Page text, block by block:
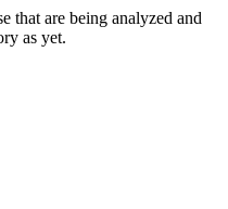
that are being analyzed and
as yet.